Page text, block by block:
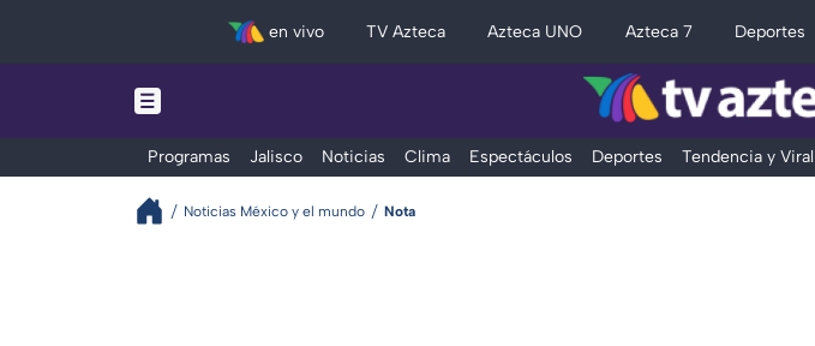
en vivo TV Azteca Azteca UNO Azteca 7 Deportes
Programas Jalisco Noticias Clima Espectáculos Deportes Tendencia y Viral
Noticias México y el mundo Nota